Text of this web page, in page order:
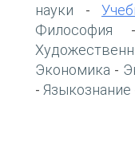
науки -
Философия
Экономика -
- Языкознание